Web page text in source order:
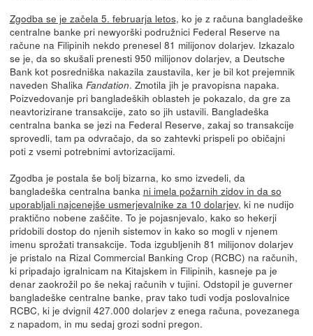
Zgodba se je začela 5. februarja letos, ko je z računa bangladeške
centralne banke pri newyorški podružnici Federal Reserve na
račune na Filipinih nekdo prenesel 81 milijonov dolarjev. Izkazalo
se je, da so skušali prenesti 950 milijonov dolarjev, a Deutsche
Bank kot posredniška nakazila zaustavila, ker je bil kot prejemnik
naveden Shalika Fandation. Zmotila jih je pravopisna napaka.
Poizvedovanje pri bangladeških oblasteh je pokazalo, da gre za
neavtorizirane transakcije, zato so jih ustavili. Bangladeška
centralna banka se jezi na Federal Reserve, zakaj so transakcije
sprovedli, tam pa odvračajo, da so zahtevki prispeli po običajni
poti z vsemi potrebnimi avtorizacijami.
Zgodba je postala še bolj bizarna, ko smo izvedeli, da
bangladeška centralna banka ni imela požarnih zidov in da so
uporabljali najcenejše usmerjevalnike za 10 dolarjev, ki ne nudijo
praktično nobene zaščite. To je pojasnjevalo, kako so hekerji
pridobili dostop do njenih sistemov in kako so mogli v njenem
imenu sprožati transakcije. Toda izgubljenih 81 milijonov dolarjev
je pristalo na Rizal Commercial Banking Crop (RCBC) na računih,
ki pripadajo igralnicam na Kitajskem in Filipinih, kasneje pa je
denar zaokrožil po še nekaj računih v tujini. Odstopil je guverner
bangladeške centralne banke, prav tako tudi vodja poslovalnice
RCBC, ki je dvignil 427.000 dolarjev z enega računa, povezanega
z napadom, in mu sedaj grozi sodni pregon.